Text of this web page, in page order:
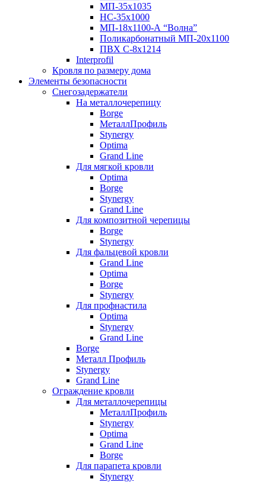
МП-35х1035
НС-35х1000
МП-18х1100-А “Волна”
Поликарбонатный МП-20х1100
ПВХ С-8х1214
Interprofil
Кровля по размеру дома
Элементы безопасности
Снегозадержатели
На металлочерепицу
Borge
МеталлПрофиль
Stynergy
Optima
Grand Line
Для мягкой кровли
Optima
Borge
Stynergy
Grand Line
Для композитной черепицы
Borge
Stynergy
Для фальцевой кровли
Grand Line
Optima
Borge
Stynergy
Для профнастила
Optima
Stynergy
Grand Line
Borge
Металл Профиль
Stynergy
Grand Line
Ограждение кровли
Для металлочерепицы
МеталлПрофиль
Stynergy
Optima
Grand Line
Borge
Для парапета кровли
Stynergy